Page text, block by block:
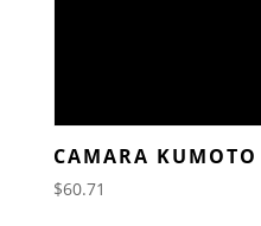
CAMARA
$60.71